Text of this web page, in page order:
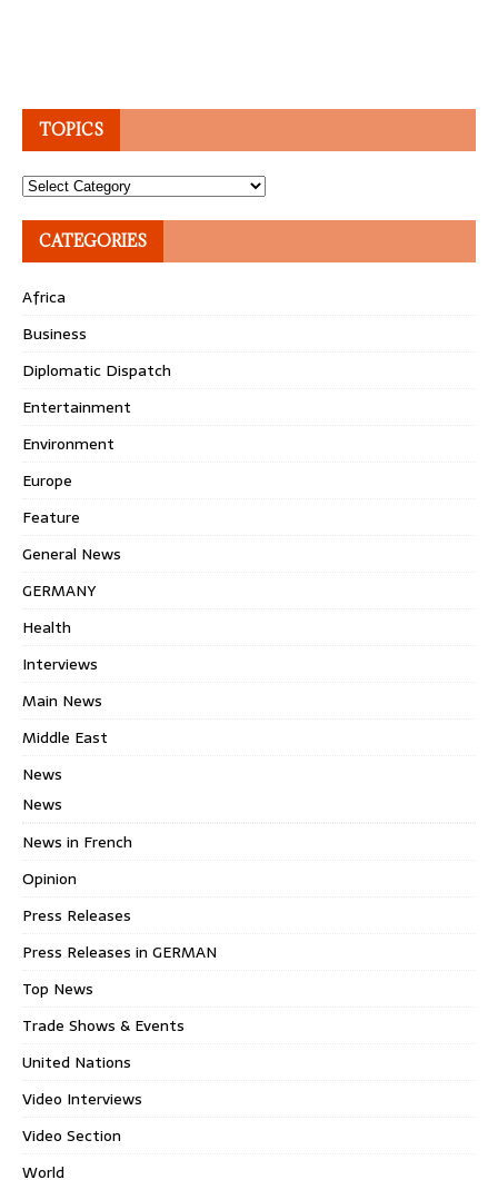
TOPICS
Topics
CATEGORIES
Africa
Business
Diplomatic Dispatch
Entertainment
Environment
Europe
Feature
General News
GERMANY
Health
Interviews
Main News
Middle East
News
News
News in French
Opinion
Press Releases
Press Releases in GERMAN
Top News
Trade Shows & Events
United Nations
Video Interviews
Video Section
World